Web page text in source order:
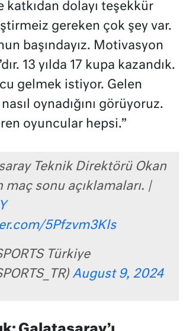
katkıdan dolayı teşekkür
gereken çok şey var.
başındayız. Motivasyon
13 yılda 17 kupa kazandık.
gelmek istiyor. Gelen
oynadığını görüyoruz.
oyuncular hepsi.”
Teknik Direktörü Okan
maç sonu açıklamaları. |
5Pfzvm3Kls
Türkiye
August 9, 2024